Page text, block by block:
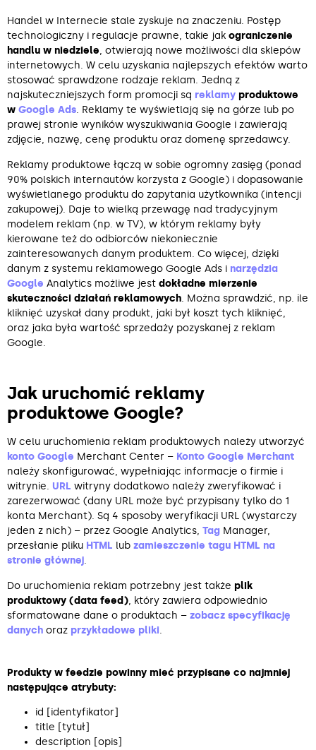
Handel w Internecie stale zyskuje na znaczeniu. Postęp
technologiczny i regulacje prawne, takie jak ograniczenie
handlu w niedziele, otwierają nowe możliwości dla sklepów
internetowych. W celu uzyskania najlepszych efektów warto
stosować sprawdzone rodzaje reklam. Jedną z
najskuteczniejszych form promocji są reklamy produktowe
w Google Ads. Reklamy te wyświetlają się na górze lub po
prawej stronie wyników wyszukiwania Google i zawierają
zdjęcie, nazwę, cenę produktu oraz domenę sprzedawcy.
Reklamy produktowe łączą w sobie ogromny zasięg (ponad
90% polskich internautów korzysta z Google) i dopasowanie
wyświetlanego produktu do zapytania użytkownika (intencji
zakupowej). Daje to wielką przewagę nad tradycyjnym
modelem reklam (np. w TV), w którym reklamy były
kierowane też do odbiorców niekoniecznie
zainteresowanych danym produktem. Co więcej, dzięki
danym z systemu reklamowego Google Ads i narzędzia
Google Analytics możliwe jest dokładne mierzenie
skuteczności działań reklamowych. Można sprawdzić, np. ile
kliknięć uzyskał dany produkt, jaki był koszt tych kliknięć,
oraz jaka była wartość sprzedaży pozyskanej z reklam
Google.
Jak uruchomić reklamy
produktowe Google?
W celu uruchomienia reklam produktowych należy utworzyć
konto Google Merchant Center – Konto Google Merchant
należy skonfigurować, wypełniając informacje o firmie i
witrynie. URL witryny dodatkowo należy zweryfikować i
zarezerwować (dany URL może być przypisany tylko do 1
konta Merchant). Są 4 sposoby weryfikacji URL (wystarczy
jeden z nich) – przez Google Analytics, Tag Manager,
przesłanie pliku HTML lub zamieszczenie tagu HTML na
stronie głównej.
Do uruchomienia reklam potrzebny jest także plik
produktowy (data feed), który zawiera odpowiednio
sformatowane dane o produktach – zobacz specyfikację
danych oraz przykładowe pliki.
Produkty w feedzie powinny mieć przypisane co najmniej
następujące atrybuty:
id [identyfikator]
title [tytuł]
description [opis]